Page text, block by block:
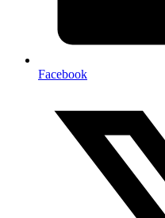
Facebook